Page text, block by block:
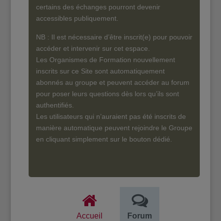
certains des échanges pourront devenir
accessibles publiquement.
NB : Il est nécessaire d’être inscrit(e) pour pouvoir
accéder et intervenir sur cet espace.
Les Organismes de Formation nouvellement
inscrits sur ce Site sont automatiquement
abonnés au groupe et peuvent accéder au forum
pour poser leurs questions dès lors qu’ils sont
authentifiés.
Les utilisateurs qui n’auraient pas été inscrits de
manière automatique peuvent rejoindre le Groupe
en cliquant simplement sur le bouton dédié.
Accueil Forum